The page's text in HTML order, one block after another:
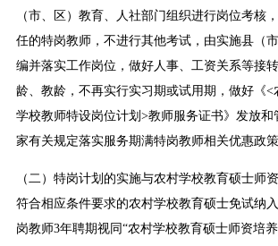
（市、区）教育、人社部门组织进行岗位考核
任的特岗教师，不进行其他考试，由实施县（
编并落实工作岗位，做好人事、工资关系等接
龄、教龄，不再实行实习期或试用期，做好《<
学校教师特设岗位计划>教师服务证书》发放和
家有关规定落实服务期满特岗教师相关优惠政策
（二）特岗计划的实施与农村学校教育硕士师
符合相应条件要求的农村学校教育硕士免试纳
岗教师3年聘期视同“农村学校教育硕士师资培